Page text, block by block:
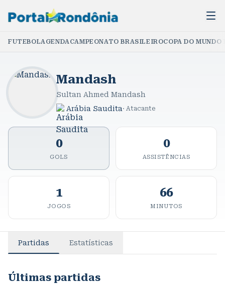
FUTEBOLAGENDACAMPEONATO BRASILEIROCOPA DO
Mandash
Sultan Ahmed Mandash
Arábia Saudita · Atacante
0
GOLS
0
ASSISTÊNCIAS
1
JOGOS
66
MINUTOS
Partidas Estatísticas
Últimas partidas